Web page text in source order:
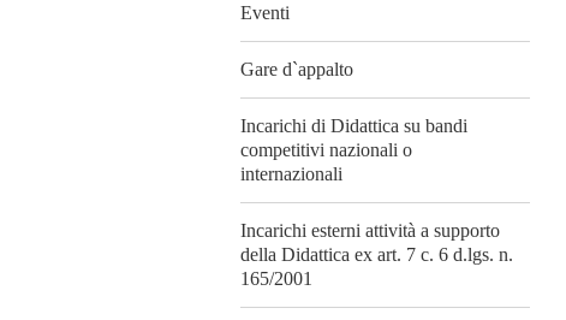
Eventi
Gare d`appalto
Incarichi di Didattica su bandi
competitivi nazionali o
internazionali
Incarichi esterni attività a supporto
della Didattica ex art. 7 c. 6 d.lgs. n.
165/2001